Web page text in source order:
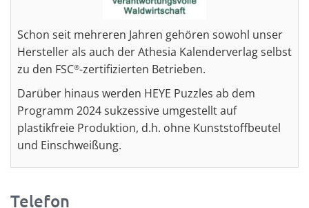
Schon seit mehreren Jahren gehören sowohl unser
Hersteller als auch der Athesia Kalenderverlag selbst
zu den FSC®-zertifizierten Betrieben.
Darüber hinaus werden HEYE Puzzles ab dem
Programm 2024 sukzessive umgestellt auf
plastikfreie Produktion, d.h. ohne Kunststoffbeutel
und Einschweißung.
Telefon